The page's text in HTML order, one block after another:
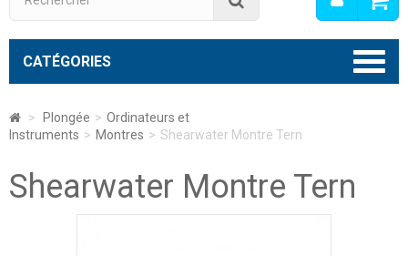
CATÉGORIES
> Plongée > Ordinateurs et
Instruments > Montres > Shearwater Montre Tern
Shearwater Montre Tern